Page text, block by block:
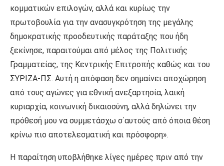
κομματικών επιλογών, αλλά και κυρίως την
πρωτοβουλία για την ανασυγκρότηση της μεγάλης
δημοκρατικής προοδευτικής παράταξης που ήδη
ξεκίνησε, παραιτούμαι από μέλος της Πολιτικής
Γραμματείας, της Κεντρικής Επιτροπής καθώς και του
ΣΥΡΙΖΑ-ΠΣ. Αυτή η απόφαση δεν σημαίνει αποχώρηση
από τους αγώνες για εθνική ανεξαρτησία, λαική
κυριαρχία, κοινωνική δικαιοσύνη, αλλά δηλώνει την
πρόθεσή μου να συμμετάσχω σ΄αυτούς από όποια θέση
κρίνω πιο αποτελεσματική και πρόσφορη».
Η παραίτηση υποβλήθηκε λίγες ημέρες πριν από την